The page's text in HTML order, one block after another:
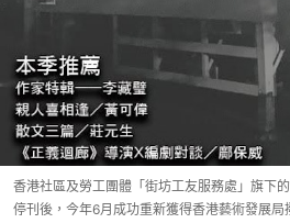
香港社區及勞工團體「街坊工友服務處」旗下
停刊後，今年6月成功重新獲得香港藝術發展